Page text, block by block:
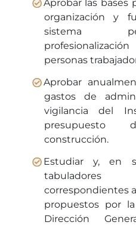
Aprobar las bases
organización y
sistema
personas
Aprobar
gastos de
vigilancia del
construcción.
Estudiar y, en
correspondientes
propuestos por
Dirección